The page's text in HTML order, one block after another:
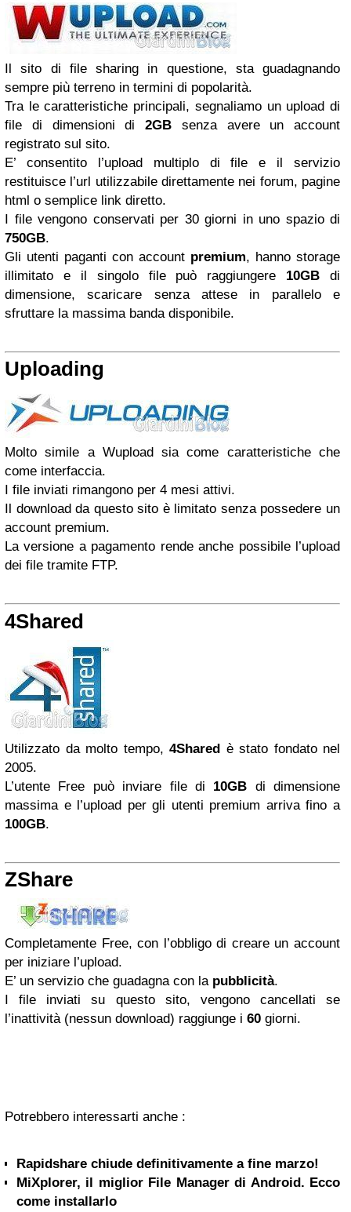
Il sito di file sharing in questione, sta guadagnando
sempre più terreno in termini di popolarità.
Tra le caratteristiche principali, segnaliamo un upload di
file di dimensioni di 2GB senza avere un account
registrato sul sito.
E’ consentito l’upload multiplo di file e il servizio
restituisce l’url utilizzabile direttamente nei forum, pagine
html o semplice link diretto.
I file vengono conservati per 30 giorni in uno spazio di
750GB.
Gli utenti paganti con account premium, hanno storage
illimitato e il singolo file può raggiungere 10GB di
dimensione, scaricare senza attese in parallelo e
sfruttare la massima banda disponibile.
Uploading
Molto simile a Wupload sia come caratteristiche che
come interfaccia.
I file inviati rimangono per 4 mesi attivi.
Il download da questo sito è limitato senza possedere un
account premium.
La versione a pagamento rende anche possibile l’upload
dei file tramite FTP.
4Shared
Utilizzato da molto tempo, 4Shared è stato fondato nel
2005.
L’utente Free può inviare file di 10GB di dimensione
massima e l’upload per gli utenti premium arriva fino a
100GB.
ZShare
Completamente Free, con l’obbligo di creare un account
per iniziare l’upload.
E’ un servizio che guadagna con la pubblicità.
I file inviati su questo sito, vengono cancellati se
l’inattività (nessun download) raggiunge i 60 giorni.
Potrebbero interessarti anche :
Rapidshare chiude definitivamente a fine marzo!
MiXplorer, il miglior File Manager di Android. Ecco
come installarlo